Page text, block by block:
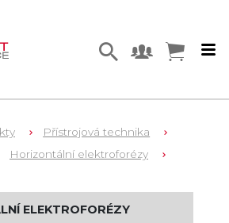
Přístrojová technika
Horizontální elektroforézy
ELEKTROFORÉZY